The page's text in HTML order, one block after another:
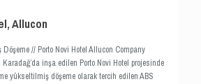
Allucon
// Porto Novi Hotel Allucon Company
inşa edilen Porto Novi Hotel projesinde
yükseltilmiş döşeme olarak tercih edilen ABS